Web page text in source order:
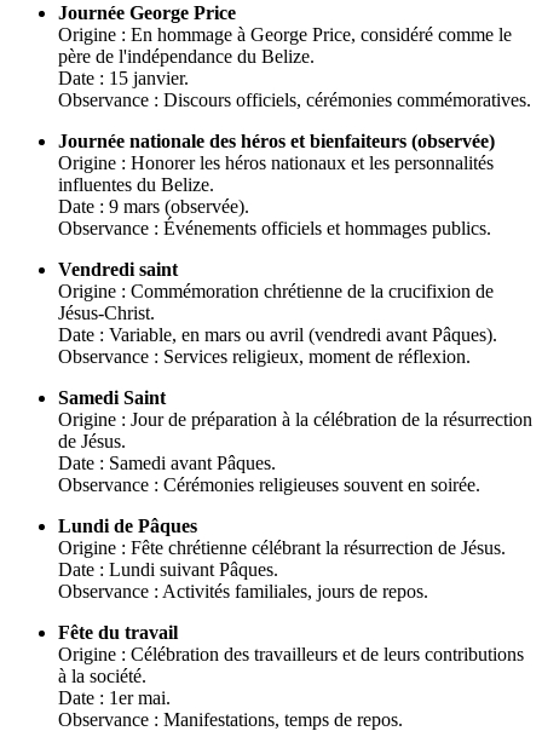
Journée George Price
Origine : En hommage à George Price, considéré comme le
père de l'indépendance du Belize.
Date : 15 janvier.
Observance : Discours officiels, cérémonies commémoratives.
Journée nationale des héros et bienfaiteurs (observée)
Origine : Honorer les héros nationaux et les personnalités
influentes du Belize.
Date : 9 mars (observée).
Observance : Événements officiels et hommages publics.
Vendredi saint
Origine : Commémoration chrétienne de la crucifixion de
Jésus-Christ.
Date : Variable, en mars ou avril (vendredi avant Pâques).
Observance : Services religieux, moment de réflexion.
Samedi Saint
Origine : Jour de préparation à la célébration de la résurrection
de Jésus.
Date : Samedi avant Pâques.
Observance : Cérémonies religieuses souvent en soirée.
Lundi de Pâques
Origine : Fête chrétienne célébrant la résurrection de Jésus.
Date : Lundi suivant Pâques.
Observance : Activités familiales, jours de repos.
Fête du travail
Origine : Célébration des travailleurs et de leurs contributions
à la société.
Date : 1er mai.
Observance : Manifestations, temps de repos.